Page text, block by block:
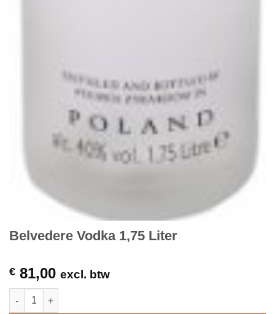
Belvedere Vodka 1,75 Liter
€ 81,00 excl. btw
Belvedere Vodka 1,75 Liter hoeveelheid